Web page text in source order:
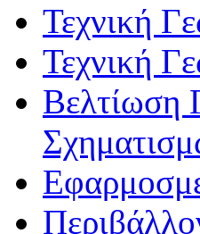
Τεχνική
Τεχνική
Βελτίωση